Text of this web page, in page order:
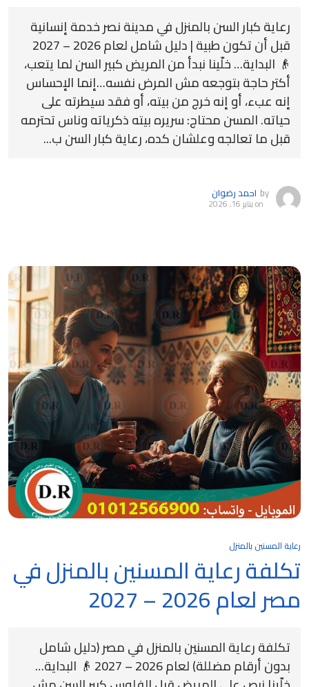
رعاية كبار السن بالمنزل في مدينة نصر خدمة إنسانية
قبل أن تكون طبية | دليل شامل لعام 2026 – 2027
👴 البداية… خلّينا نبدأ من المريض كبير السن لما يتعب،
أكتر حاجة بتوجعه مش المرض نفسه…إنما الإحساس
إنه عبء، أو إنه خرج من بيته، أو فقد سيطرته على
حياته. المسن محتاج: سريره بيته ذكرياته وناس تحترمه
قبل ما تعالجه وعلشان كده، رعاية كبار السن ب...
by احمد رضوان
onيناير 16, 2026
رعاية المسنين بالمنزل
تكلفة رعاية المسنين بالمنزل في
مصر لعام 2026 – 2027
تكلفة رعاية المسنين بالمنزل في مصر (دليل شامل
بدون أرقام مضللة) لعام 2026 – 2027 👴 البداية…